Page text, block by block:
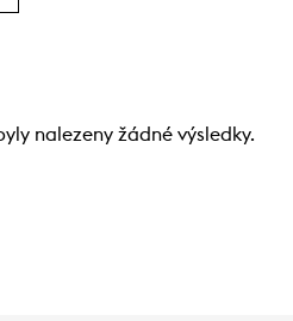
nalezeny žádné výsledky.